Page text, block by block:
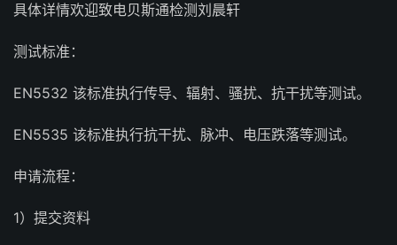
具体详情欢迎致电贝斯通检测刘晨轩
测试标准：
EN5532 该标准执行传导、辐射、骚扰、抗干扰等测试。
EN5535 该标准执行抗干扰、脉冲、电压跌落等测试。
申请流程：
1）提交资料